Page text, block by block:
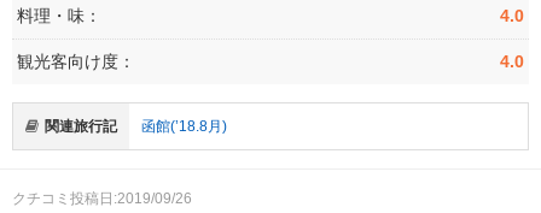
料理・味： 4.0
観光客向け度： 4.0
関連旅行記 函館(’18.8月)
クチコミ投稿日:2019/09/26